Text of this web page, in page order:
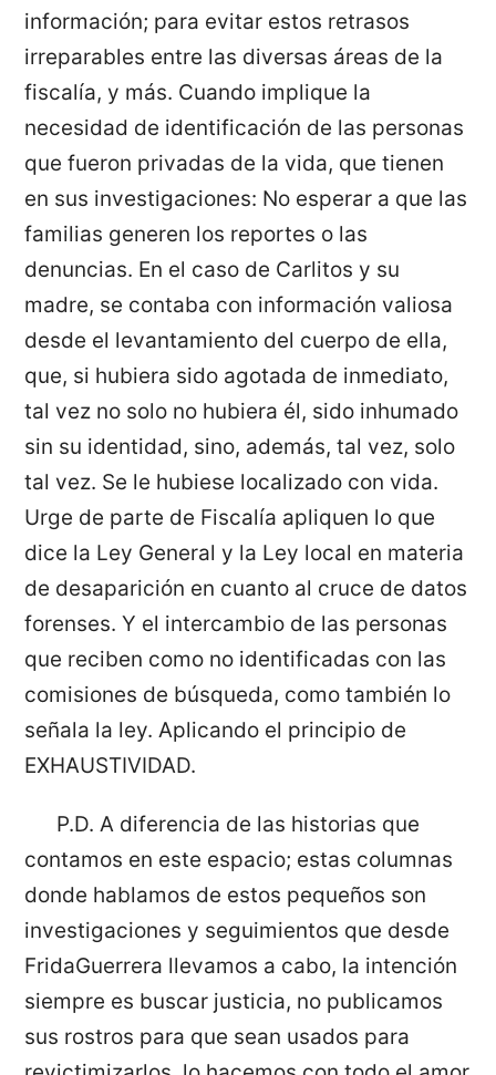
información; para evitar estos retrasos
irreparables entre las diversas áreas de la
fiscalía, y más. Cuando implique la
necesidad de identificación de las personas
que fueron privadas de la vida, que tienen
en sus investigaciones: No esperar a que las
familias generen los reportes o las
denuncias. En el caso de Carlitos y su
madre, se contaba con información valiosa
desde el levantamiento del cuerpo de ella,
que, si hubiera sido agotada de inmediato,
tal vez no solo no hubiera él, sido inhumado
sin su identidad, sino, además, tal vez, solo
tal vez. Se le hubiese localizado con vida.
Urge de parte de Fiscalía apliquen lo que
dice la Ley General y la Ley local en materia
de desaparición en cuanto al cruce de datos
forenses. Y el intercambio de las personas
que reciben como no identificadas con las
comisiones de búsqueda, como también lo
señala la ley. Aplicando el principio de
EXHAUSTIVIDAD.
P.D. A diferencia de las historias que
contamos en este espacio; estas columnas
donde hablamos de estos pequeños son
investigaciones y seguimientos que desde
FridaGuerrera llevamos a cabo, la intención
siempre es buscar justicia, no publicamos
sus rostros para que sean usados para